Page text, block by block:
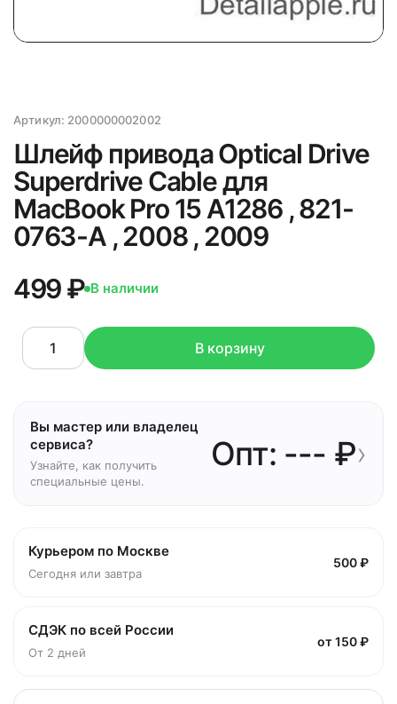
Артикул: 2000000002002
Шлейф привода Optical Drive
Superdrive Cable для
MacBook Pro 15 A1286 , 821-
0763-A , 2008 , 2009
499 ₽ В наличии
В корзину
Вы мастер или владелец
сервиса?
Узнайте, как получить
специальные цены.
Опт: --- ₽›
Курьером по Москве
Сегодня или завтра
500 ₽
СДЭК по всей России
От 2 дней
от 150 ₽